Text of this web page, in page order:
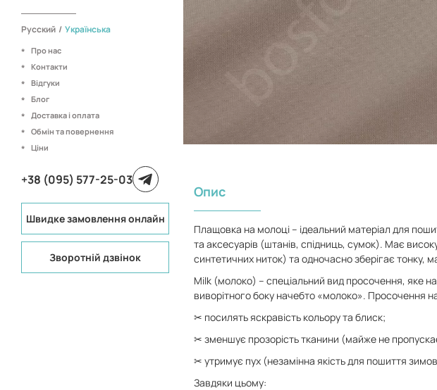
Русский / Українська
Про нас
Контакти
Відгуки
Блог
Доставка і оплата
Обмін та повернення
Ціни
+38 (095) 577-25-03
Швидке замовлення онлайн
Зворотній дзвінок
Опис
Плащовка на молоці – ідеальний матеріал для
та аксесуарів (штанів, спідниць, сумок). Має
синтетичних ниток) та одночасно зберігає тонку,
Milk (молоко) – спеціальний вид просочення, яке
виворітного боку начебто «молоко». Просочення
✂ посилять яскравість кольору та блиск;
✂ зменшує прозорість тканини (майже не
✂ утримує пух (незамінна якість для пошиття
Завдяки цьому: